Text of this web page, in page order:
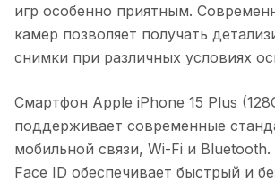
игр особенно приятным.
камер позволяет получать
снимки при различных условиях
Смартфон Apple iPhone 15 Plus
поддерживает современные
мобильной связи, Wi-Fi и Bluetooth.
Face ID обеспечивает быстрый и